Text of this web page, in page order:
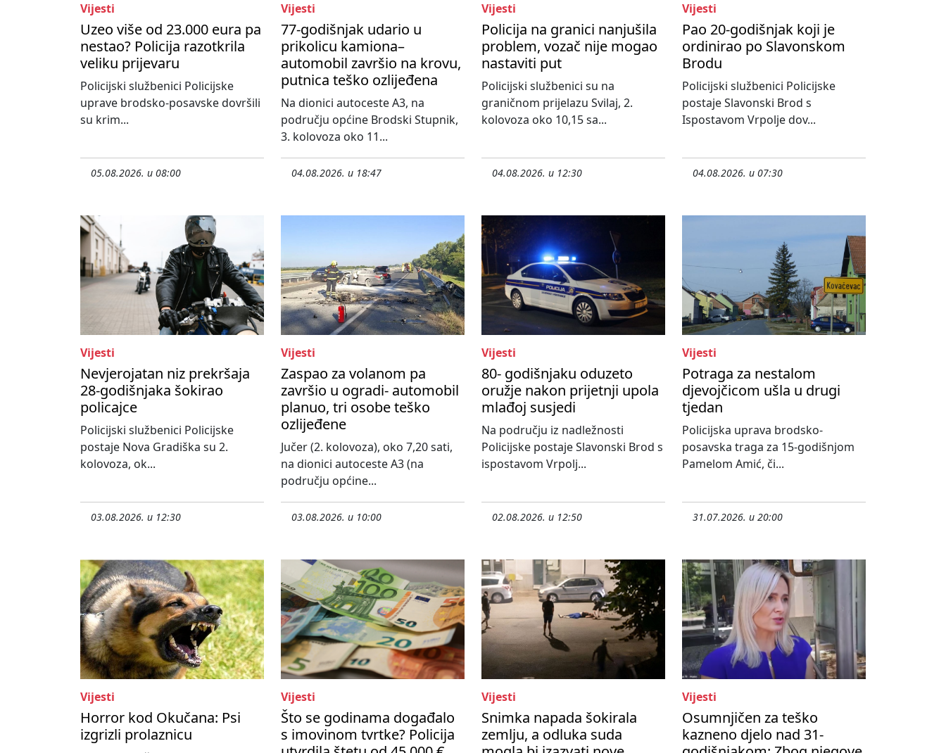
Vijesti
Uzeo više od 23.000 eura pa
nestao? Policija razotkrila
veliku prijevaru
Policijski službenici Policijske
uprave brodsko-posavske dovršili
su krim...
05.08.2026. u 08:00
Vijesti
77-godišnjak udario u
prikolicu kamiona–
automobil završio na krovu,
putnica teško ozlijeđena
Na dionici autoceste A3, na
području općine Brodski Stupnik,
3. kolovoza oko 11...
04.08.2026. u 18:47
Vijesti
Policija na granici nanjušila
problem, vozač nije mogao
nastaviti put
Policijski službenici su na
graničnom prijelazu Svilaj, 2.
kolovoza oko 10,15 sa...
04.08.2026. u 12:30
Vijesti
Pao 20-godišnjak koji je
ordinirao po Slavonskom
Brodu
Policijski službenici Policijske
postaje Slavonski Brod s
Ispostavom Vrpolje dov...
04.08.2026. u 07:30
Vijesti
Nevjerojatan niz prekršaja
28-godišnjaka šokirao
policajce
Policijski službenici Policijske
postaje Nova Gradiška su 2.
kolovoza, ok...
03.08.2026. u 12:30
Vijesti
Zaspao za volanom pa
završio u ogradi- automobil
planuo, tri osobe teško
ozlijeđene
Jučer (2. kolovoza), oko 7,20 sati,
na dionici autoceste A3 (na
području općine...
03.08.2026. u 10:00
Vijesti
80- godišnjaku oduzeto
oružje nakon prijetnji upola
mlađoj susjedi
Na području iz nadležnosti
Policijske postaje Slavonski Brod s
ispostavom Vrpolj...
02.08.2026. u 12:50
Vijesti
Potraga za nestalom
djevojčicom ušla u drugi
tjedan
Policijska uprava brodsko-
posavska traga za 15-godišnjom
Pamelom Amić, či...
31.07.2026. u 20:00
Vijesti
Horror kod Okučana: Psi
izgrizli prolaznicu
Vijesti
Što se godinama događalo
s imovinom tvrtke? Policija
Vijesti
Snimka napada šokirala
zemlju, a odluka suda
Vijesti
Osumnjičen za teško
kazneno djelo nad 31-